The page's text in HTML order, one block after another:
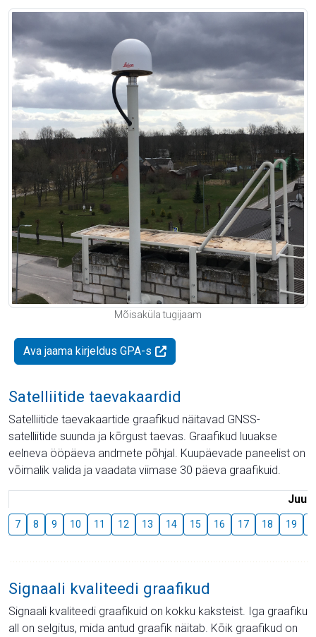
Mõisaküla tugijaam
Ava jaama kirjeldus GPA-s
Satelliitide taevakaardid
Satelliitide taevakaartide graafikud näitavad GNSS-
satelliitide suunda ja kõrgust taevas. Graafikud luuakse
eelneva ööpäeva andmete põhjal. Kuupäevade paneelist on
võimalik valida ja vaadata viimase 30 päeva graafikuid.
Juuli
7 8 9 10 11 12 13 14 15 16 17 18 19
Signaali kvaliteedi graafikud
Signaali kvaliteedi graafikuid on kokku kaksteist. Iga graafiku
all on selgitus, mida antud graafik näitab. Kõik graafikud on